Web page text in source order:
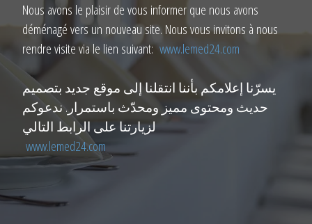
Nous avons le plaisir de vous informer que nous avons
déménagé vers un nouveau site. Nous vous invitons à nous
rendre visite via le lien suivant:www.lemed24.com
يسرّنا إعلامكم بأننا انتقلنا إلى موقع جديد بتصميم
حديث ومحتوى مميز ومحدّث باستمرار. ندعوكم
لزيارتنا على الرابط التالي
www.lemed24.com